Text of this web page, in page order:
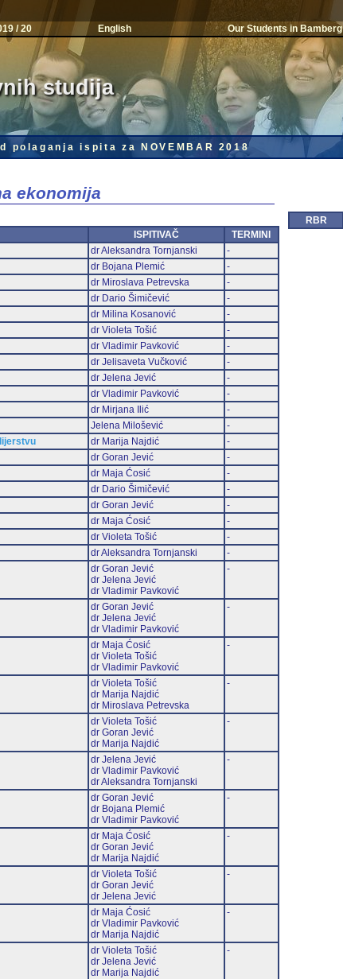
/ 20 English Our Students in Bamberg
studija
polaganja ispita za NOVEMBAR 2018
ekonomija
ISPITIVAČ
TERMINI
dr Aleksandra Tornjanski
-
dr Bojana Plemić
-
dr Miroslava Petrevska
-
dr Dario Šimičević
-
dr Milina Kosanović
-
dr Violeta Tošić
-
dr Vladimir Pavković
-
dr Jelisaveta Vučković
-
dr Jelena Jević
-
dr Vladimir Pavković
-
dr Mirjana Ilić
-
Jelena Milošević
-
dr Marija Najdić
-
dr Goran Jević
-
dr Maja Ćosić
-
dr Dario Šimičević
-
dr Goran Jević
-
dr Maja Ćosić
-
dr Violeta Tošić
-
dr Aleksandra Tornjanski
-
dr Goran Jević
dr Jelena Jević
dr Vladimir Pavković
-
dr Goran Jević
dr Jelena Jević
dr Vladimir Pavković
-
dr Maja Ćosić
dr Violeta Tošić
dr Vladimir Pavković
-
dr Violeta Tošić
dr Marija Najdić
dr Miroslava Petrevska
-
dr Violeta Tošić
dr Goran Jević
dr Marija Najdić
-
dr Jelena Jević
dr Vladimir Pavković
dr Aleksandra Tornjanski
-
dr Goran Jević
dr Bojana Plemić
dr Vladimir Pavković
-
dr Maja Ćosić
dr Goran Jević
dr Marija Najdić
-
dr Violeta Tošić
dr Goran Jević
dr Jelena Jević
-
dr Maja Ćosić
dr Vladimir Pavković
dr Marija Najdić
-
dr Violeta Tošić
dr Jelena Jević
dr Marija Najdić
-
RBR